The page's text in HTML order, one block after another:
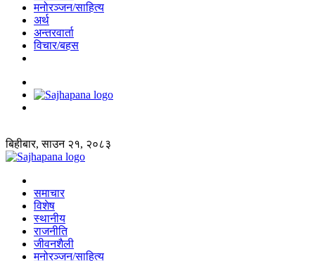
मनोरञ्जन/साहित्य
अर्थ
अन्तरवार्ता
विचार/बहस
बिहीबार, साउन २१, २०८३
समाचार
विशेष
स्थानीय
राजनीति
जीवनशैली
मनोरञ्जन/साहित्य